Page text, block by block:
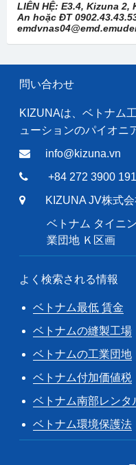
LIÊN HỆ: E3.4, Kizuna
An hoặc ĐT
問い合わせ
KIZUNAは、ベトナム
ューションのパイオニ
info@kizuna.vn
+84 272 3900 191
KIZUNA JV株式
ベトナム タイニ
業団地 Ｋ区画
よく検索される情報
ベトナム最低 賃金
ベトナムの縫製工場
ベトナムの工業団地
ベトナム付加価値税
ベトナム南部レンタ
ベトナム環境保護法